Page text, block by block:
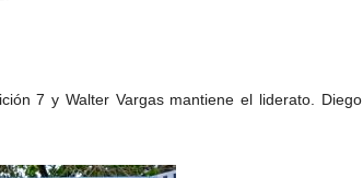
7 y Walter Vargas mantiene el liderato. Diego